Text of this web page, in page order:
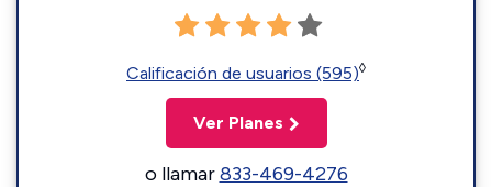
Calificación de usuarios (595)◊
Ver Planes
o llamar833-469-4276